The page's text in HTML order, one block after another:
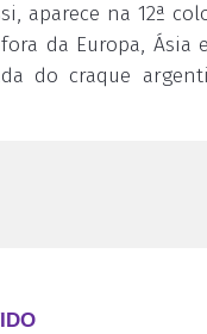
aparece na 12ª
da Europa,
do craque